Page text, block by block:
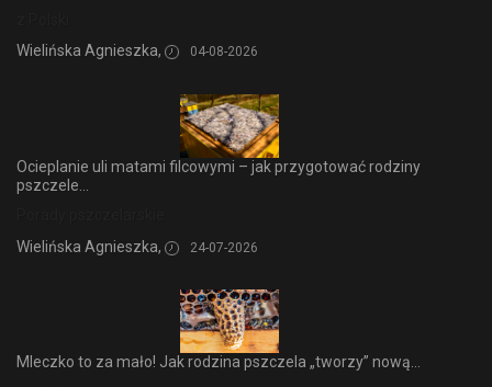
Wielińska Agnieszka,
04-08-2026
Ocieplanie uli matami filcowymi – jak przygotować rodziny
pszczele...
Wielińska Agnieszka,
24-07-2026
Mleczko to za mało! Jak rodzina pszczela „tworzy” nową...